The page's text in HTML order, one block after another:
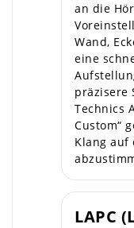
an die
Wand,
eine
präzisere
Technics
Custom“
Klang auf
LAPC